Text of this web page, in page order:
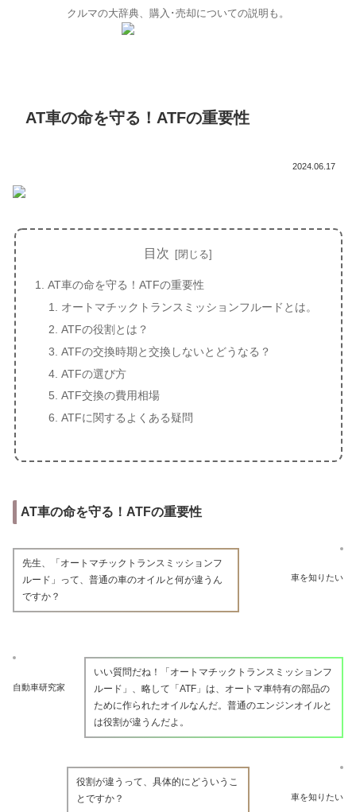
クルマの大辞典、購入･売却についての説明も。
AT車の命を守る！ATFの重要性
2024.06.17
目次
AT車の命を守る！ATFの重要性
オートマチックトランスミッションフルードとは。
ATFの役割とは？
ATFの交換時期と交換しないとどうなる？
ATFの選び方
ATF交換の費用相場
ATFに関するよくある疑問
AT車の命を守る！ATFの重要性
車を知りたい
先生、「オートマチックトランスミッションフ
ルード」って、普通の車のオイルと何が違うん
ですか？
自動車研究家
いい質問だね！「オートマチックトランスミッションフ
ルード」、略して「ATF」は、オートマ車特有の部品の
ために作られたオイルなんだ。普通のエンジンオイルと
は役割が違うんだよ。
車を知りたい
役割が違うって、具体的にどういうこ
とですか？